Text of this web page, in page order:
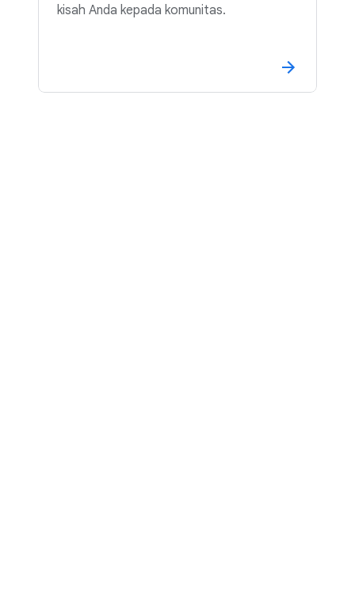
kisah Anda kepada komunitas.